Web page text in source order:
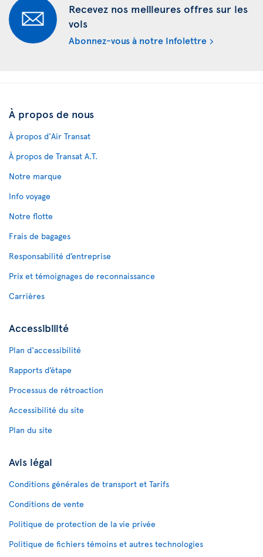
Recevez nos meilleures offres sur les
vols
Abonnez-vous à notre Infolettre
À propos de nous
À propos d'Air Transat
À propos de Transat A.T.
Notre marque
Info voyage
Notre flotte
Frais de bagages
Responsabilité d’entreprise
Prix et témoignages de reconnaissance
Carrières
Accessibilité
Plan d'accessibilité
Rapports d’étape
Processus de rétroaction
Accessibilité du site
Plan du site
Avis légal
Conditions générales de transport et Tarifs
Conditions de vente
Politique de protection de la vie privée
Politique de fichiers témoins et autres technologies